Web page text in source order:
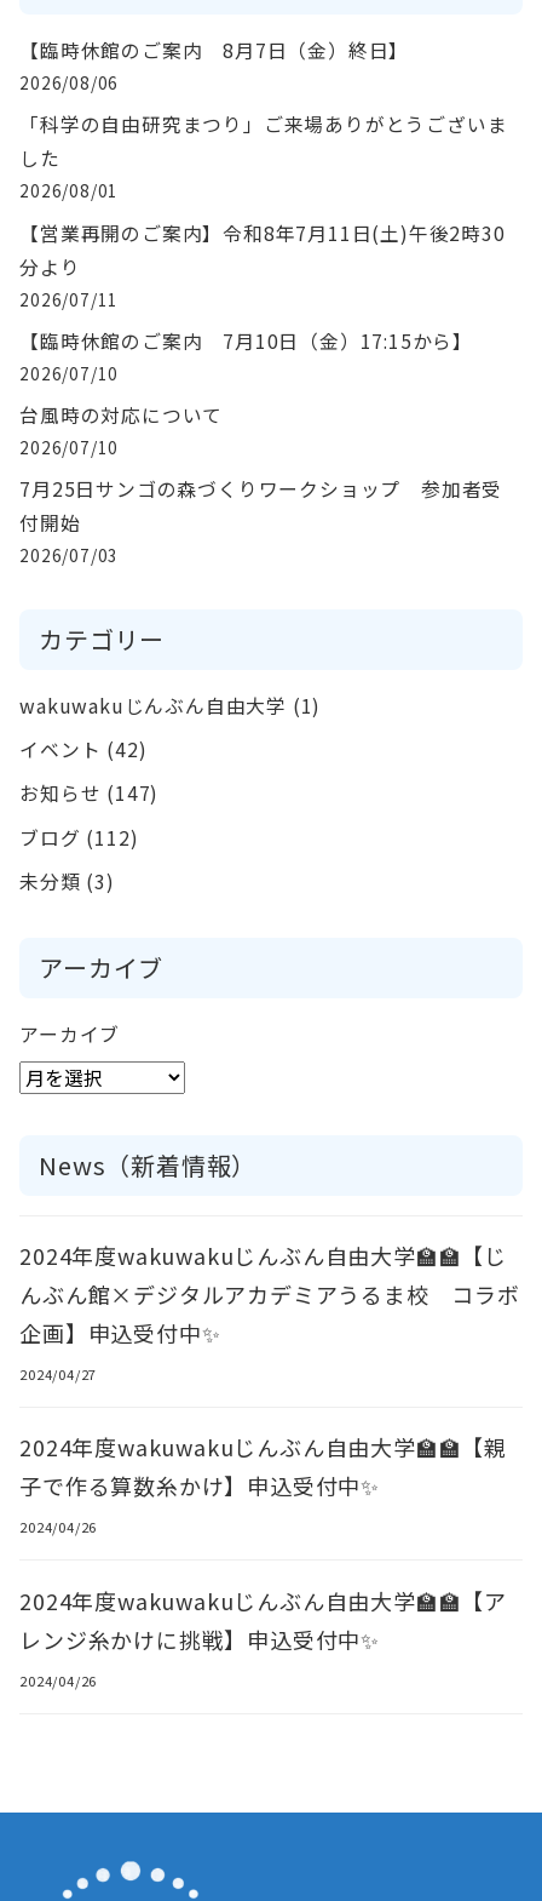
【臨時休館のご案内 8月7日（金）終日】
2026/08/06
「科学の自由研究まつり」ご来場ありがとうございま
した
2026/08/01
【営業再開のご案内】令和8年7月11日(土)午後2時30
分より
2026/07/11
【臨時休館のご案内 7月10日（金）17:15から】
2026/07/10
台風時の対応について
2026/07/10
7月25日サンゴの森づくりワークショップ 参加者受
付開始
2026/07/03
カテゴリー
wakuwakuじんぶん自由大学 (1)
イベント (42)
お知らせ (147)
ブログ (112)
未分類 (3)
アーカイブ
アーカイブ
News（新着情報）
2024年度wakuwakuじんぶん自由大学🏫🏫【じ
んぶん館×デジタルアカデミアうるま校 コラボ
企画】申込受付中✨
2024/04/27
2024年度wakuwakuじんぶん自由大学🏫🏫【親
子で作る算数糸かけ】申込受付中✨
2024/04/26
2024年度wakuwakuじんぶん自由大学🏫🏫【ア
レンジ糸かけに挑戦】申込受付中✨
2024/04/26